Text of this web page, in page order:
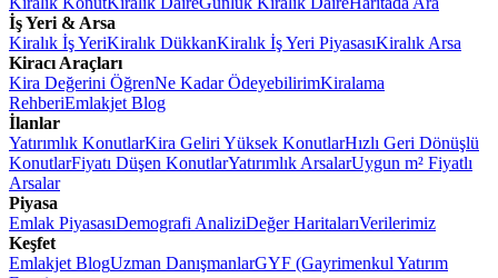
İş Yeri & Arsa
Kiralık İş YeriKiralık DükkanKiralık İş Yeri PiyasasıKiralık Arsa
Kiracı Araçları
Kira Değerini ÖğrenNe Kadar ÖdeyebilirimKiralama
RehberiEmlakjet Blog
İlanlar
Yatırımlık KonutlarKira Geliri Yüksek KonutlarHızlı Geri Dönüşlü
KonutlarFiyatı Düşen KonutlarYatırımlık ArsalarUygun m² Fiyatlı
Arsalar
Piyasa
Emlak PiyasasıDemografi AnaliziDeğer HaritalarıVerilerimiz
Keşfet
Emlakjet BlogUzman DanışmanlarGYF (Gayrimenkul Yatırım